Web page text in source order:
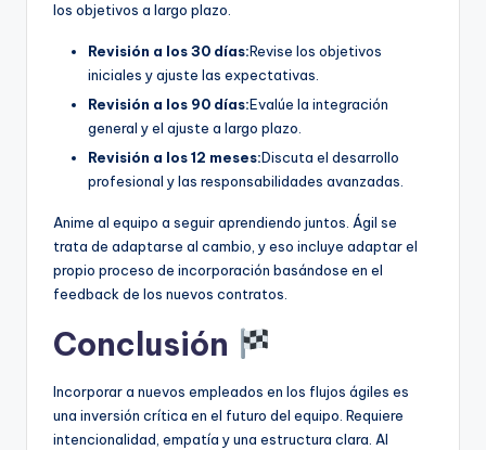
los objetivos a largo plazo.
Revisión a los 30 días:Revise los objetivos
iniciales y ajuste las expectativas.
Revisión a los 90 días:Evalúe la integración
general y el ajuste a largo plazo.
Revisión a los 12 meses:Discuta el desarrollo
profesional y las responsabilidades avanzadas.
Anime al equipo a seguir aprendiendo juntos. Ágil se
trata de adaptarse al cambio, y eso incluye adaptar el
propio proceso de incorporación basándose en el
feedback de los nuevos contratos.
Conclusión
Incorporar a nuevos empleados en los flujos ágiles es
una inversión crítica en el futuro del equipo. Requiere
intencionalidad, empatía y una estructura clara. Al